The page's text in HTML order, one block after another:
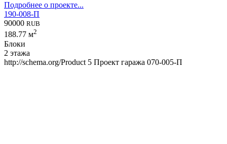
Подробнее о проекте...
190-008-П
90000 RUB
188.77 м2
Блоки
2 этажа
http://schema.org/Product 5 Проект гаража 070-005-П